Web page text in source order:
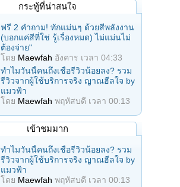
กระทู้ที่น่าสนใจ
ฟรี 2 คำถาม! ทักแม่นๆ ด้วยสีพลังงาน
(บอกแค่สีที่ใช่ รู้เรื่องหมด) ไม่แม่นไม่
ต้องจ่าย"
โดย Maewfah อังคาร เวลา 04:33
ทำไมวันนี้คนถึงเชื่อรีวิวน้อยลง? รวม
รีวิวจากผู้ใช้บริการจริง ญาณฮีลใจ by
แมวฟ้า
โดย Maewfah พฤหัสบดี เวลา 00:13
เข้าชมมาก
ทำไมวันนี้คนถึงเชื่อรีวิวน้อยลง? รวม
รีวิวจากผู้ใช้บริการจริง ญาณฮีลใจ by
แมวฟ้า
โดย Maewfah พฤหัสบดี เวลา 00:13